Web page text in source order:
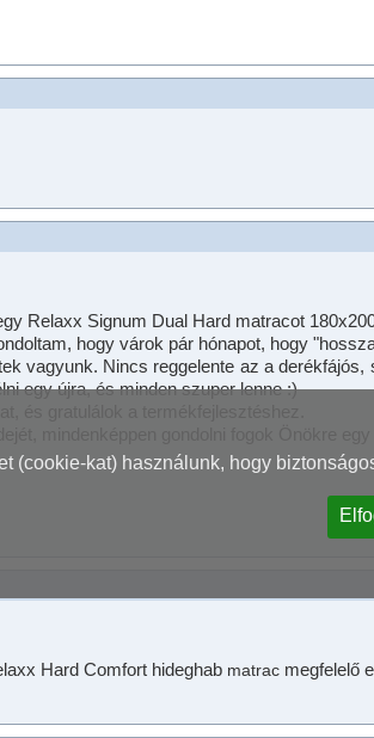
(cookie-kat) használunk, hogy
Relaxx Signum Dual Hard matracot
hogy várok pár hónapot, hogy
vagyunk. Nincs reggelente az a
egy újra, és minden szuper lenne :)
és gratulálok a termékfejlesztéshez.
Hard Comfort hideghab matrac megfelelő